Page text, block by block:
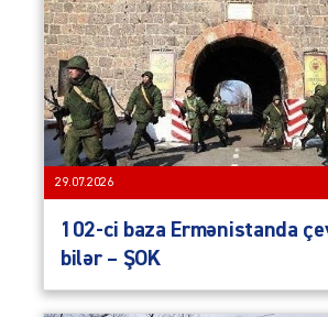
29.07.2026
102-ci baza Ermənistanda
bilər – ŞOK